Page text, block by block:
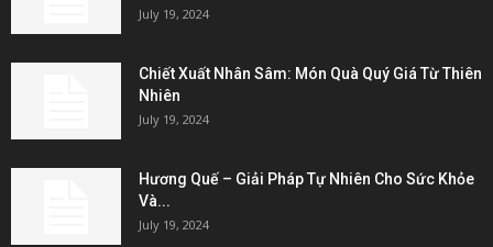
July 19, 2024
Chiết Xuất Nhân Sâm: Món Quà Quý Giá Từ Thiên
Nhiên
July 19, 2024
Hương Quế – Giải Pháp Tự Nhiên Cho Sức Khỏe
Và...
July 19, 2024